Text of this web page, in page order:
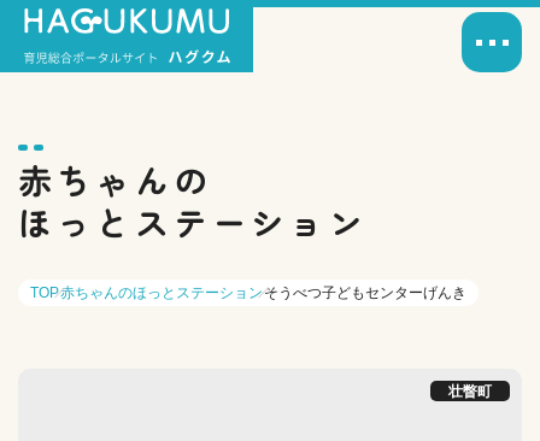
赤ちゃんの
ほっとステーション
TOP赤ちゃんのほっとステーションそうべつ子どもセンターげんき
壮瞥町